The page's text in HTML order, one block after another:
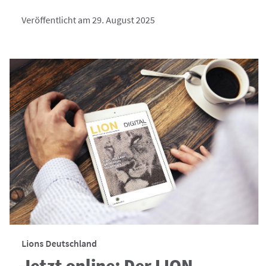
Veröffentlicht am 29. August 2025
Lions Deutschland